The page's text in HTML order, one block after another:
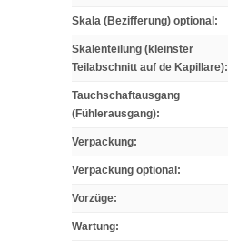
Skala (Bezifferung) optional :
Skalenteilung (kleinster
Teilabschnitt auf de Kapillare):
Tauchschaftausgang
(Fühlerausgang):
Verpackung:
Verpackung optional :
Vorzüge:
Wartung: